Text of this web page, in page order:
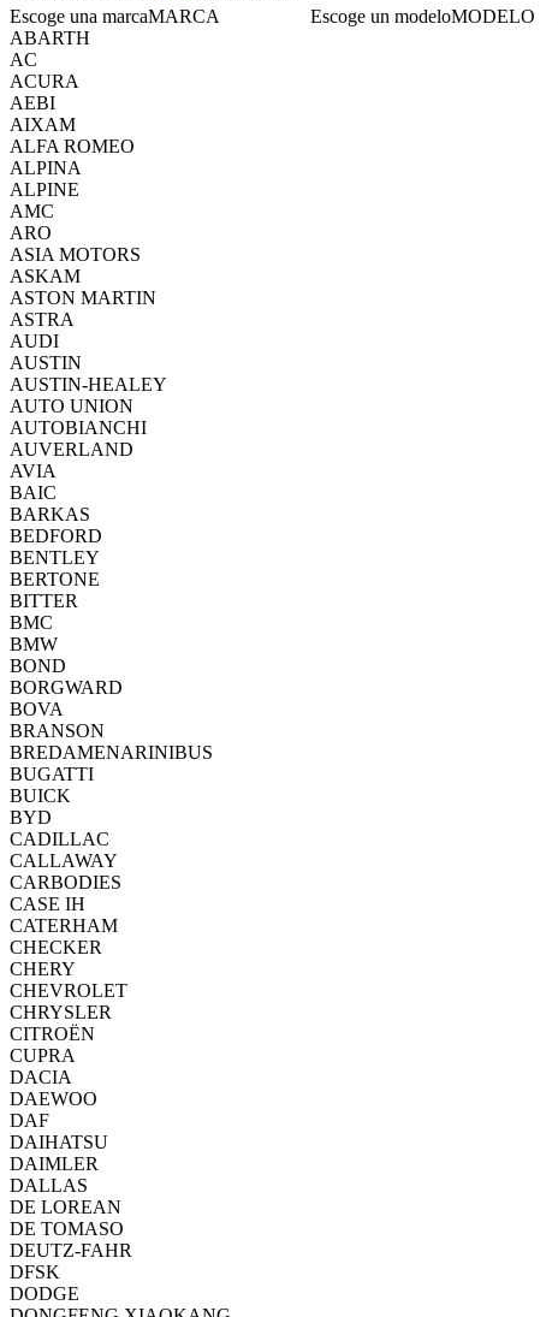
Escoge una marcaMARCA
ABARTH
AC
ACURA
AEBI
AIXAM
ALFA ROMEO
ALPINA
ALPINE
AMC
ARO
ASIA MOTORS
ASKAM
ASTON MARTIN
ASTRA
AUDI
AUSTIN
AUSTIN-HEALEY
AUTO UNION
AUTOBIANCHI
AUVERLAND
AVIA
BAIC
BARKAS
BEDFORD
BENTLEY
BERTONE
BITTER
BMC
BMW
BOND
BORGWARD
BOVA
BRANSON
BREDAMENARINIBUS
BUGATTI
BUICK
BYD
CADILLAC
CALLAWAY
CARBODIES
CASE IH
CATERHAM
CHECKER
CHERY
CHEVROLET
CHRYSLER
CITROËN
CUPRA
DACIA
DAEWOO
DAF
DAIHATSU
DAIMLER
DALLAS
DE LOREAN
DE TOMASO
DEUTZ-FAHR
DFSK
DODGE
Escoge un modeloMODELO